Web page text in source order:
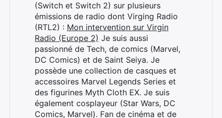
(Switch et Switch 2) sur plusieurs
émissions de radio dont Virging Radio
(RTL2) : Mon intervention sur Virgin
Radio (Europe 2) Je suis aussi
passionné de Tech, de comics (Marvel,
DC Comics) et de Saint Seiya. Je
possède une collection de casques et
accessoires Marvel Legends Series et
des figurines Myth Cloth EX. Je suis
également cosplayeur (Star Wars, DC
Comics, Marvel). Fan de cinéma et de